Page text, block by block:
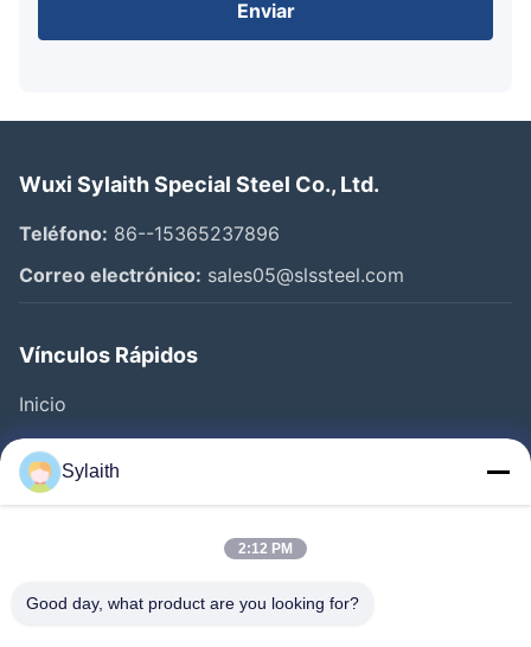
Enviar
Wuxi Sylaith Special Steel Co., Ltd.
Teléfono: 86--15365237896
Correo electrónico: sales05@slssteel.com
Vínculos Rápidos
Inicio
Productos
Videos
Control De Calidad
Sylaith
2:12 PM
Good day, what product are you looking for?